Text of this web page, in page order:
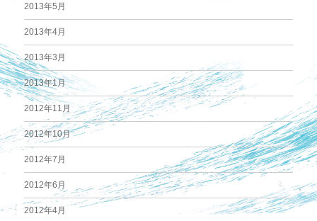
2013年5月
2013年4月
2013年3月
2013年1月
2012年11月
2012年10月
2012年7月
2012年6月
2012年4月